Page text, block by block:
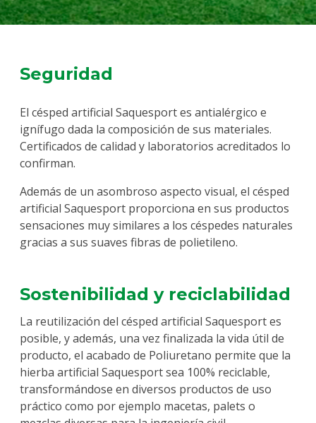
Seguridad
El césped artificial Saquesport es antialérgico e
ignífugo dada la composición de sus materiales.
Certificados de calidad y laboratorios acreditados lo
confirman.
Además de un asombroso aspecto visual, el césped
artificial Saquesport proporciona en sus productos
sensaciones muy similares a los céspedes naturales
gracias a sus suaves fibras de polietileno.
Sostenibilidad y reciclabilidad
La reutilización del césped artificial Saquesport es
posible, y además, una vez finalizada la vida útil de
producto, el acabado de Poliuretano permite que la
hierba artificial Saquesport sea 100% reciclable,
transformándose en diversos productos de uso
práctico como por ejemplo macetas, palets o